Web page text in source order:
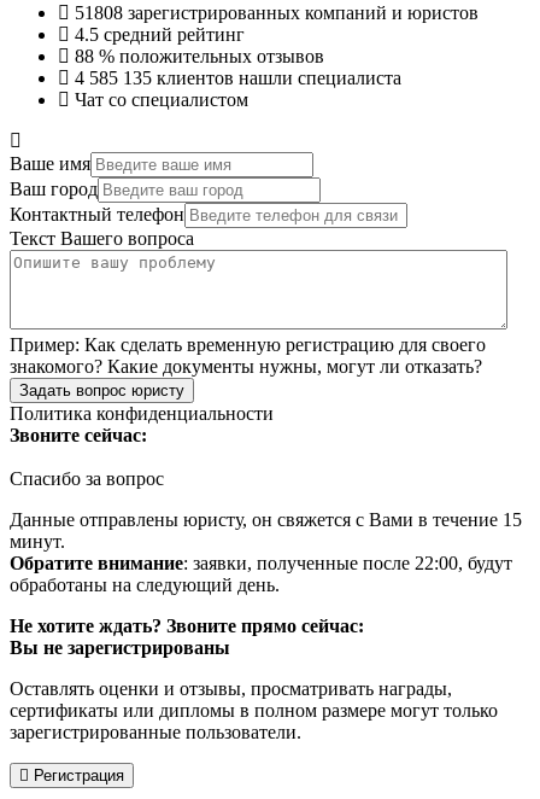
51808 зарегистрированных компаний и юристов
4.5 средний рейтинг
88 % положительных отзывов
4 585 135 клиентов нашли специалиста
Чат со специалистом
Ваше имя
Ваш город
Контактный телефон
Текст Вашего вопроса
Пример: Как сделать временную регистрацию для своего
знакомого? Какие документы нужны, могут ли отказать?
Задать вопрос юристу
Политика конфиденциальности
Звоните сейчас:
Спасибо за вопрос
Данные отправлены юристу, он свяжется с Вами в течение 15
минут.
Обратите внимание: заявки, полученные после 22:00, будут
обработаны на следующий день.
Не хотите ждать? Звоните прямо сейчас:
Вы не зарегистрированы
Оставлять оценки и отзывы, просматривать награды,
сертификаты или дипломы в полном размере могут только
зарегистрированные пользователи.
Регистрация